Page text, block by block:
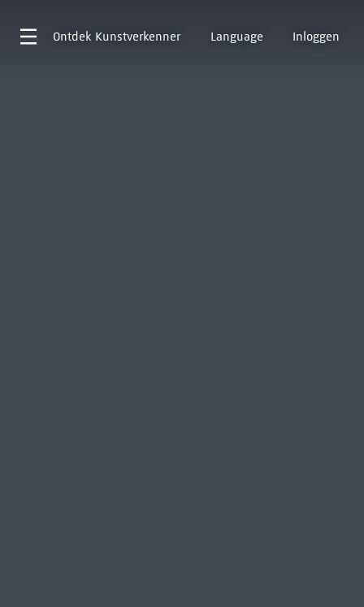
Ontdek Kunstverkenner Language Inloggen